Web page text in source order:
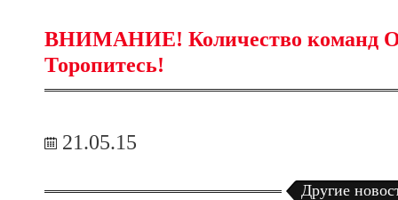
ВНИМАНИЕ! Количество
Торопитесь!
21.05.15
Другие